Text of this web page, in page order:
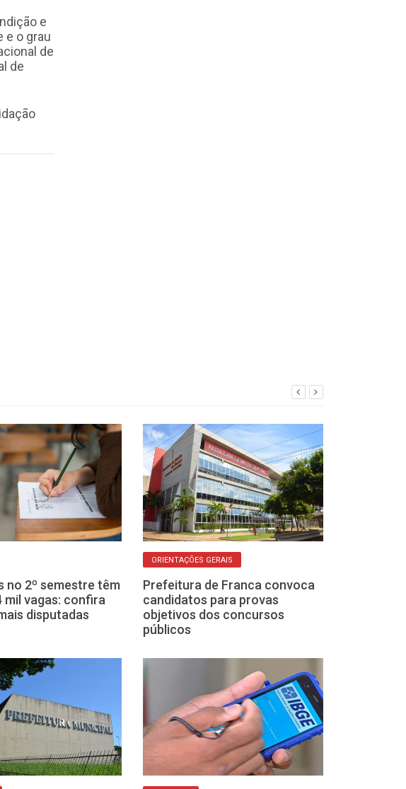
e
e o grau
de
de
no 2º semestre têm
mil vagas: confira
disputadas
ORIENTAÇÕES GERAIS
Prefeitura de Franca convoca
candidatos para provas
objetivos dos concursos
públicos